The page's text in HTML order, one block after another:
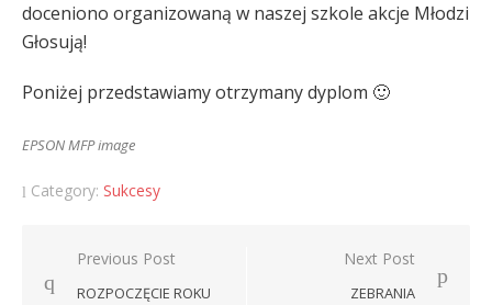
doceniono organizowaną w naszej szkole akcje Młodzi
Głosują!
Poniżej przedstawiamy otrzymany dyplom 🙂
EPSON MFP image
Category: Sukcesy
Nawigacja
wpisu
Previous Post
ROZPOCZĘCIE ROKU
Next Post
ZEBRANIA